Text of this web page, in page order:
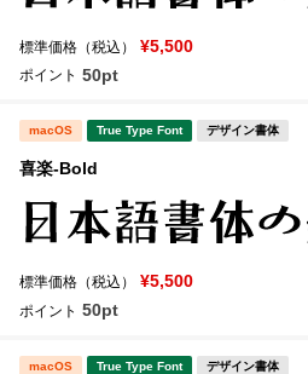
標準価格（税込） ¥5,500
ポイント 50pt
macOS True Type Font デザイン書体
喜楽-Bold
標準価格（税込） ¥5,500
ポイント 50pt
macOS True Type Font デザイン書体